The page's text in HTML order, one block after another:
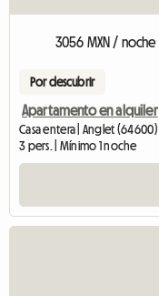
3056 MXN / noche
Por descubrir
Apartamento en alquiler
Casa entera | Anglet (64600)
3 pers. | Mínimo 1 noche